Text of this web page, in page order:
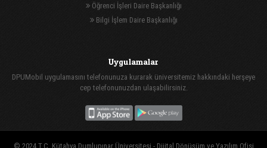
Öğrenci İşleri Daire Başkanlığı
Bilgi İşlem Daire Başkanlığı
Uygulamalar
DPUMobil uygulamasını telefonunuza kurarak üniversitemiz hakkındaki herşeye
cep telefonunuzdan ulaşabilirsiniz.
© 2024 T.C. Kütahya Dumlupınar Üniversitesi - Dijital Dönüşüm ve Yazılım Ofisi